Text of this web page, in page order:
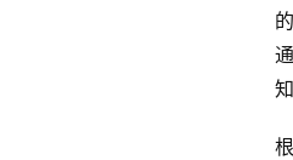
的
通
知
根